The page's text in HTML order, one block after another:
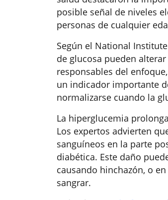
posible señal de niveles
personas de cualquier
Según el National
de glucosa pueden
responsables del
un indicador importante
normalizarse cuando la
La hiperglucemia
Los expertos advierten
sanguíneos en la parte
diabética. Este daño
causando hinchazón, o
sangrar.